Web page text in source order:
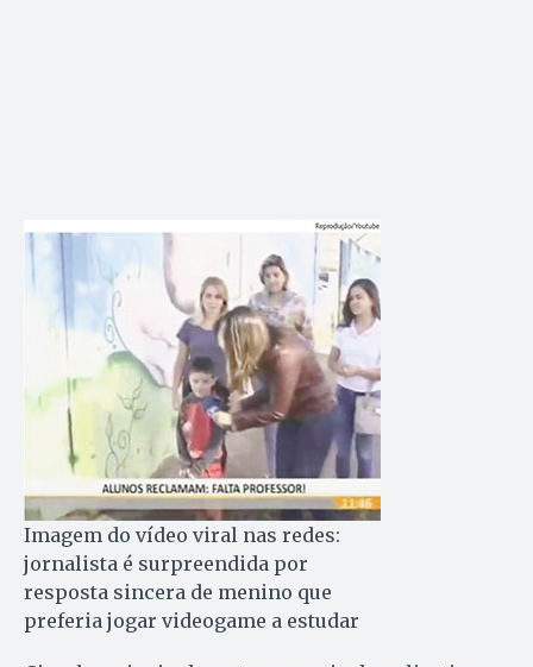
Imagem do vídeo viral nas redes:
jornalista é surpreendida por
resposta sincera de menino que
preferia jogar videogame a estudar